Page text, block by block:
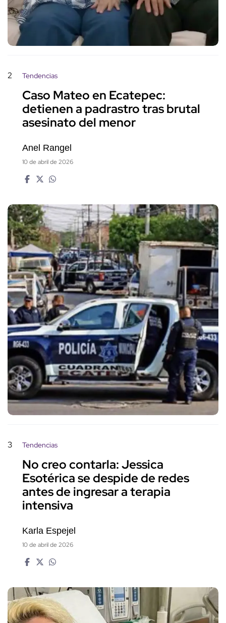
2 Tendencias
Caso Mateo en Ecatepec:
detienen a padrastro tras brutal
asesinato del menor
Anel Rangel
10 de abril de 2026
3 Tendencias
No creo contarla: Jessica
Esotérica se despide de redes
antes de ingresar a terapia
intensiva
Karla Espejel
10 de abril de 2026